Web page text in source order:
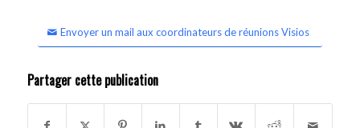
Envoyer un mail aux coordinateurs de réunions Visios
Partager cette publication